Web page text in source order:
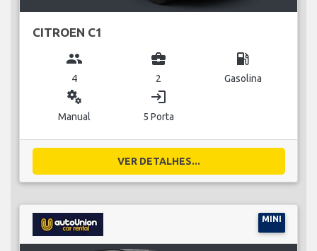
CITROEN C1
group
4
business_center
2
local_gas_station
Gasolina
miscellaneous_services
Manual
login
5 Porta
VER DETALHES...
MINI